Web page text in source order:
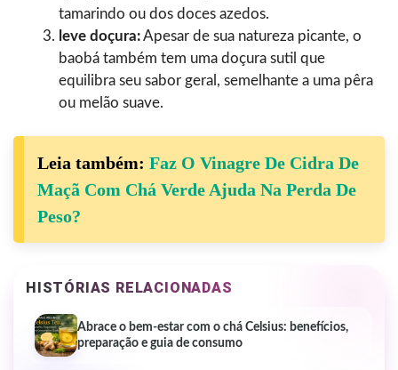
tamarindo ou dos doces azedos.
leve doçura:Apesar de sua natureza picante, o
baobá também tem uma doçura sutil que
equilibra seu sabor geral, semelhante a uma pêra
ou melão suave.
Leia também: Faz O Vinagre De Cidra De
Maçã Com Chá Verde Ajuda Na Perda De
Peso?
HISTÓRIAS RELACIONADAS
Abrace o bem-estar com o chá Celsius: benefícios,
preparação e guia de consumo